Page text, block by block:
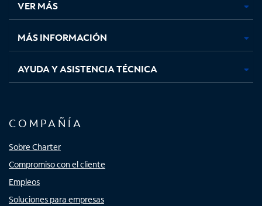
pestaña
nueva
pestaña
nueva
pestaña
nuevanueva
VER MÁS
MÁS INFORMACIÓN
AYUDA Y ASISTENCIA TÉCNICA
COMPAÑÍA
Sobre Charter
Compromiso con el cliente
Empleos
Soluciones para empresas